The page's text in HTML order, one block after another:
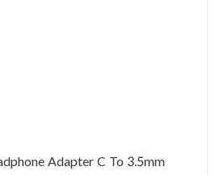
Adapter C To 3.5mm